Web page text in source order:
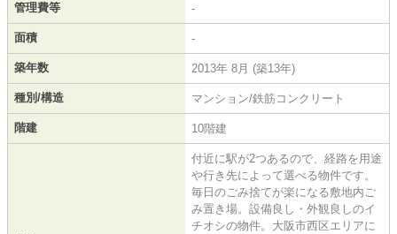
管理費等 -
面積 -
築年数 2013年 8月 (築13年)
種別/構造 マンション/鉄筋コンクリート
階建 10階建
付近に駅が2つあるので、経路を用途
や行き先によって選べる物件です。
毎日のごみ捨てが楽になる敷地内ご
み置き場。設備良し・外観良しのイ
チオシの物件。大阪市西区エリアに